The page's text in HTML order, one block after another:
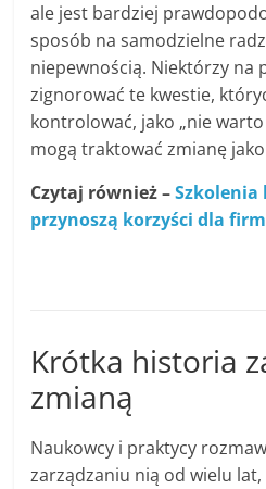
ale jest bardziej
sposób na samodzielne
niepewnością. Niektórzy na
zignorować te kwestie,
kontrolować, jako „nie
mogą traktować zmianę
Czytaj również –Szkolenia
przynoszą korzyści dla
Krótka historia
zmianą
Naukowcy i praktycy
zarządzaniu nią od wielu